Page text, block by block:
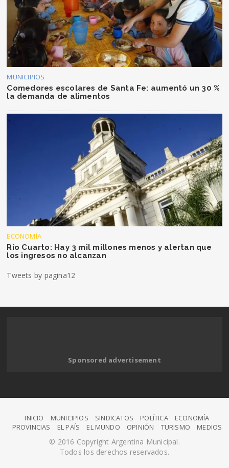
MUNICIPIOS
Comedores escolares de Santa Fe: aumentó un 30 %
la demanda de alimentos
ECONOMÍA
Río Cuarto: Hay 3 mil millones menos y alertan que
los ingresos no alcanzan
Tweets by pagina12
Sponsored advertisement
INICIO MUNICIPIOS SINDICATOS POLÍTICA
ECONOMÍA
PROVINCIAS
EL PAÍS EL MUNDO OPINIÓN TURISMO MEDIOS
© 2016 Copyright Argentina Municipal.
Todos los derechos reservados.